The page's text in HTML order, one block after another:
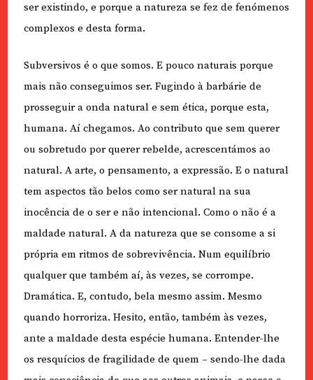
ser existindo, e porque a natureza se fez de fenómenos
complexos e desta forma.
Subversivos é o que somos. E pouco naturais porque
mais não conseguimos ser. Fugindo à barbárie de
prosseguir a onda natural e sem ética, porque esta,
humana. Aí chegamos. Ao contributo que sem querer
ou sobretudo por querer rebelde, acrescentámos ao
natural. A arte, o pensamento, a expressão. E o natural
tem aspectos tão belos como ser natural na sua
inocência de o ser e não intencional. Como o não é a
maldade natural. A da natureza que se consome a si
própria em ritmos de sobrevivência. Num equilíbrio
qualquer que também aí, às vezes, se corrompe.
Dramática. E, contudo, bela mesmo assim. Mesmo
quando horroriza. Hesito, então, também às vezes,
ante a maldade desta espécie humana. Entender-lhe
os resquícios de fragilidade de quem – sendo-lhe dada